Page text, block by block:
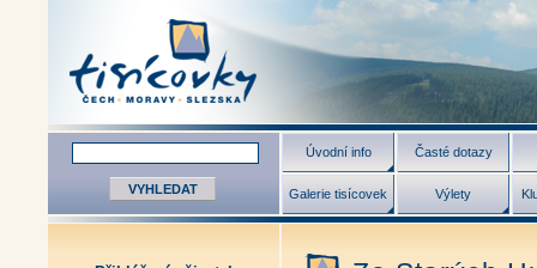
Úvodní info Časté dotazy
Galerie tisícovek Výlety